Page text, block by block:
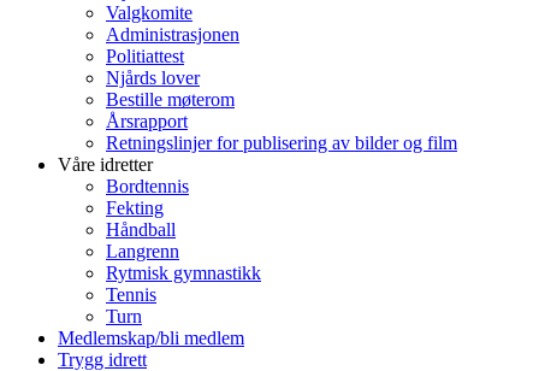
Valgkomite
Administrasjonen
Politiattest
Njårds lover
Bestille møterom
Årsrapport
Retningslinjer for publisering av bilder og film
Våre idretter
Bordtennis
Fekting
Håndball
Langrenn
Rytmisk gymnastikk
Tennis
Turn
Medlemskap/bli medlem
Trygg idrett